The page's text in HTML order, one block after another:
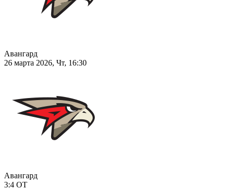
Авангард
26 марта 2026, Чт, 16:30
Авангард
3:4 ОТ